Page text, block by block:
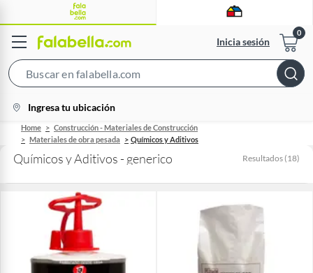
Inicia sesión
Bar
location-
icon
Ingresa tu ubicación
Home
Construcción - Materiales de Construcción
Materiales de obra pesada
Químicos y Aditivos
Químicos y Aditivos - generico Resultados (18)